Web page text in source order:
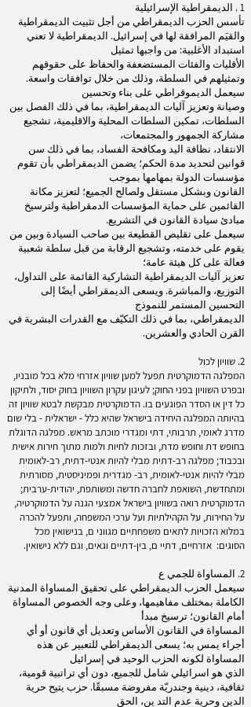
1 . الديمقراطية الإسرائيلية
تأسس الحزب الديمقراطي من أجل تثبيت الديمقراطية
والقيَم المرافقة لها في إسرائيل. الديمقراطية لا تعني
استبداد الأغلبية: من واجبها تمثيل
الأقليات والفئات المستضعفة والحفاظ على حقوقهم
وتمثيلهم في السلطة، وذلك من خلال توافقات واسعة.
سيعمل الديموقراطي على بناء وتحسين
وصيانة وتعزيز آليات الديمقراطية، بما في ذلك الفصل بين
السلطات، تمكين السلطات المحلية والاقليمية، تشجيع
مشاركة الجمهور والمجتمعات،
الانتقاد، نظافة اليد ومكافحة الفساد، بما في ذلك سن
قوانين لتحديد مدة الحكم؛ يضمن الديمقراطي بأن تقوم
مؤسسات الدولة بمهامها بموجب
القانون وبشكل مستقل ولصالح الجميع؛ لتعزيز مكانة
القائمين على حماية المؤسسات الدمقراطية ولترسيخ
مبادئ سيادة القانون في التشريع.
سيعمل على تقليص القطيعة بين صاحب السيادة وبين من
يقوم على خدمته، وتشجيع الرقابة من قبل سلطة شعبية
فعالة على كل هيئة عامة؛
تعزيز آليات الديمقراطية التشاركية القائمة على التداول،
التوزيع، والمباشرة. ويسعى الديمقراطي أيضًا إلى
التحسين المستمر للنموذج
الديمقراطي، بما في ذلك التكيّف مع القدرات البشرية في
القرن الحادي والعشرين.
2. שוויון לכול
המפלגה הדמוקרטית תפעל למען שוויון אזרחי מלא בכל מובניו,
ובפרט השוויון בפני החוק; לעיגון עקרון השוויון בחוק יסוד, ולתיקון
כל דין או הסדר הפוגעים בו. הדמוקרטית מבקשת לבטא שוויון זה
בהיותה המפלגה היחידה בישראל שהיא כלל - ישראלית - בלי שום
מדרג לאומי, תרבותי, דתי ומגדרי מוכתב מראש. מפלגה הדוגלת
בחופש דת וחופש מדת, ובזכות לחיות ולמות מתוך חירות אישית
ובכבוד; מפלגה רב-דתית מבלי להיות אנטי-דתית, רב-לאומית
מבלי להיות אנטי-לאומית, רב- מגדרית ופמיניסטית, מסורתית
ומתחדשת, השואפת לחברה חדשה ומשותפת, יהודית-ערבית;
הדמוקרטית רואה בשוויון בישראל אמצעי הגנה על הדמוקרטיה,
על החירות, על הקהילתיות ועל ערכי המשפחה, ותפעל להכרה
במלוא הזכויות לתאים משפחתיים מגווני ם, בנישואין מכל
הסוגים: אזרחיים, דתיי ם, בין-דתיים וגאים, וגם ללא נישואין.
2. المساواة للجمي ع
سيعمل الحزب الديمقراطي على تحقيق المساواة المدنية
الكاملة بمختلف مفاهيمها، وعلى وجه الخصوص المساواة
أمام القانون؛ ترسيخ مبدأ
المساواة في القانون الأساس وتعديل أي قانون أو أي
أجراء يمس به؛ يسعى الديمقراطي للتعبير عن هذه
المساواة لكونه الحزب الوحيد في إسرائيل
الذي هو اسرائيلي شامل للجميع، دون أي تراتبية قومية،
ثقافية، دينية وجندريّة مفروضة مسبقًا. حزب يتيح حرية
الدين وحرية عدم التد ين، الحق